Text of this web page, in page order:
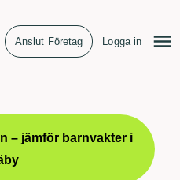
Anslut Företag Logga in
– jämför barnvakter i